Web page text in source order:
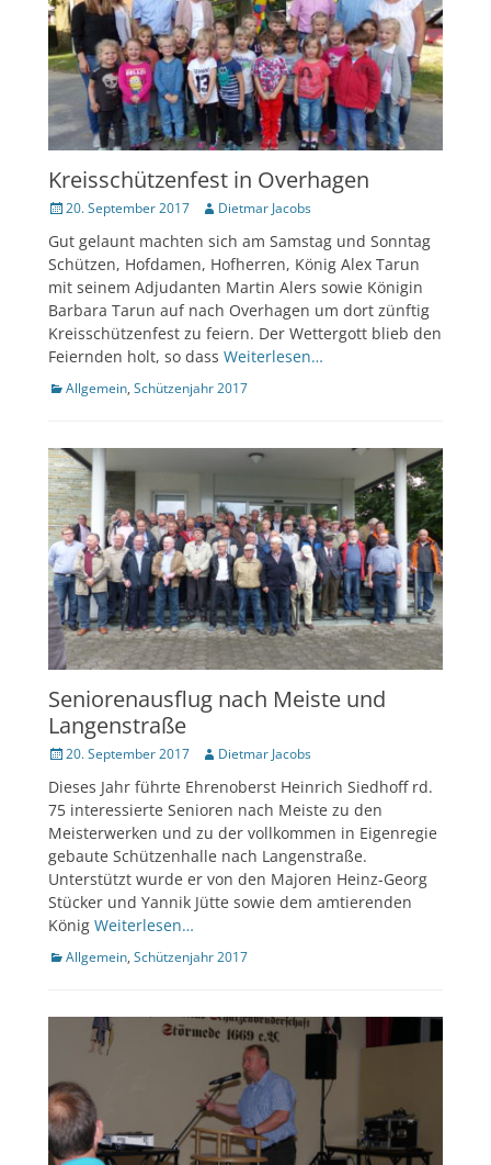
Kreisschützenfest in Overhagen
Veröffentlicht
20. September 2017 Author
Dietmar Jacobs
Gut gelaunt machten sich am Samstag und Sonntag
Schützen, Hofdamen, Hofherren, König Alex Tarun
mit seinem Adjudanten Martin Alers sowie Königin
Barbara Tarun auf nach Overhagen um dort zünftig
Kreisschützenfest zu feiern. Der Wettergott blieb den
Feiernden holt, so dass Weiterlesen…
Kategorien
Allgemein, Schützenjahr 2017
Seniorenausflug nach Meiste und
Langenstraße
Veröffentlicht
20. September 2017 Author
Dietmar Jacobs
Dieses Jahr führte Ehrenoberst Heinrich Siedhoff rd.
75 interessierte Senioren nach Meiste zu den
Meisterwerken und zu der vollkommen in Eigenregie
gebaute Schützenhalle nach Langenstraße.
Unterstützt wurde er von den Majoren Heinz-Georg
Stücker und Yannik Jütte sowie dem amtierenden
König Weiterlesen…
Kategorien
Allgemein, Schützenjahr 2017